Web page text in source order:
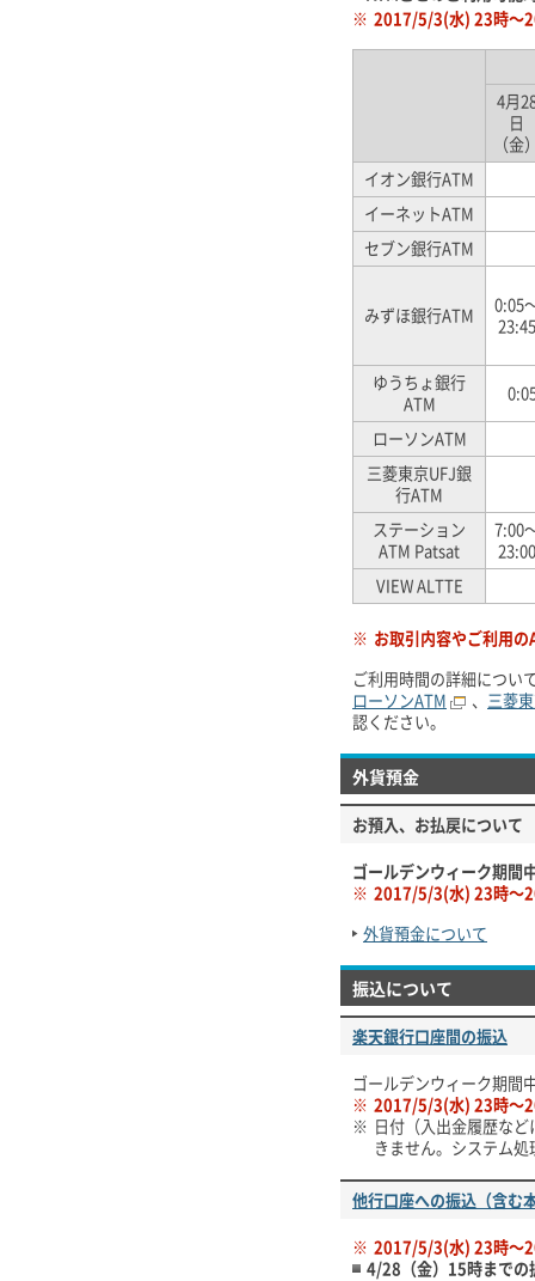
※ 2017/5/3(水) 23時～
4月
日
（金
イオン銀行ATM
イーネットATM
セブン銀行ATM
みずほ銀行ATM
0:05
23:45
ゆうちょ銀行
ATM
ローソンATM
三菱東京UFJ銀
行ATM
ステーション
ATM Patsat
7:00
23:00
VIEW ALTTE
※ お取引内容やご利用
ご利用時間の詳細につい
ローソンATM
、 三菱
認ください。
外貨預金
お預入、お払戻について
ゴールデンウィーク期間
※ 2017/5/3(水) 23時～
外貨預金について
振込について
楽天銀行口座間の振込
ゴールデンウィーク期間
※ 2017/5/3(水) 23時～
※ 日付（入出金履歴な
きません。システム
他行口座への振込（含む
※ 2017/5/3(水) 23時～
4/28（金）15時まで